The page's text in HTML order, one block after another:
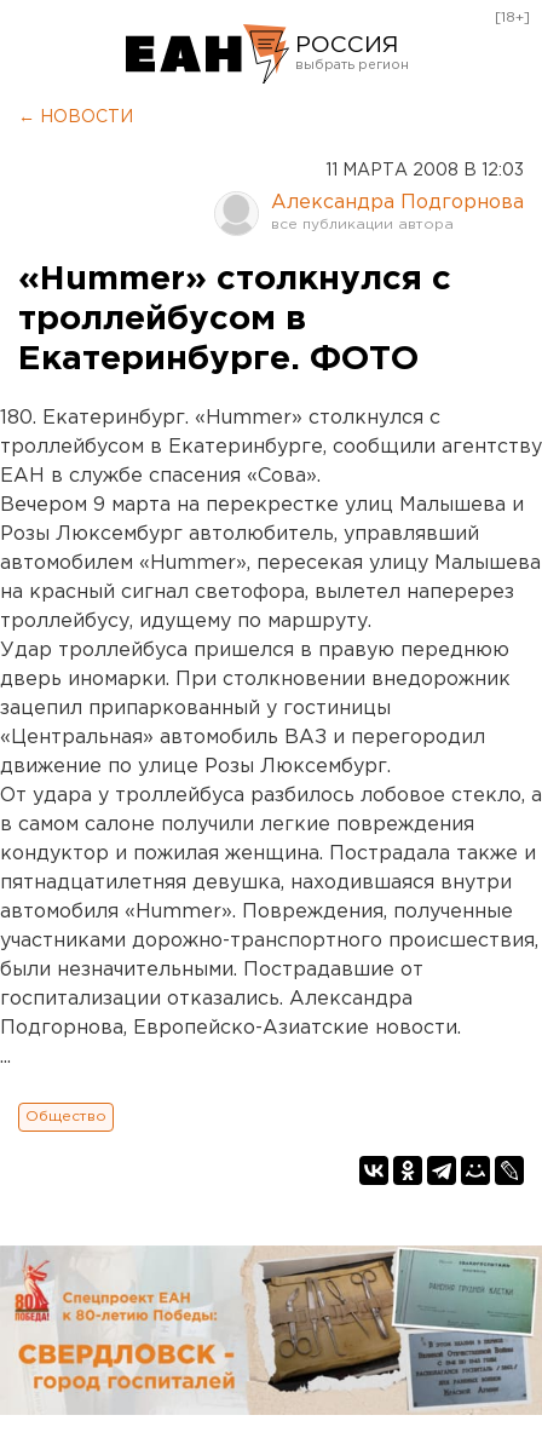
РОССИЯ
Оренбург
[18+]
← НОВОСТИ
11 МАРТА 2008 В 12:03
Александра Подгорнова
«Hummer» столкнулся с
троллейбусом в
Екатеринбурге. ФОТО
180. Екатеринбург. «Hummer» столкнулся с
троллейбусом в Екатеринбурге, сообщили агентству
ЕАН в службе спасения «Сова».
Вечером 9 марта на перекрестке улиц Малышева и
Розы Люксембург автолюбитель, управлявший
автомобилем «Hummer», пересекая улицу Малышева
на красный сигнал светофора, вылетел наперерез
троллейбусу, идущему по маршруту.
Удар троллейбуса пришелся в правую переднюю
дверь иномарки. При столкновении внедорожник
зацепил припаркованный у гостиницы
«Центральная» автомобиль ВАЗ и перегородил
движение по улице Розы Люксембург.
От удара у троллейбуса разбилось лобовое стекло, а
в самом салоне получили легкие повреждения
кондуктор и пожилая женщина. Пострадала также и
пятнадцатилетняя девушка, находившаяся внутри
автомобиля «Hummer». Повреждения, полученные
участниками дорожно-транспортного происшествия,
были незначительными. Пострадавшие от
госпитализации отказались. Александра
Подгорнова, Европейско-Азиатские новости.
...
Общество